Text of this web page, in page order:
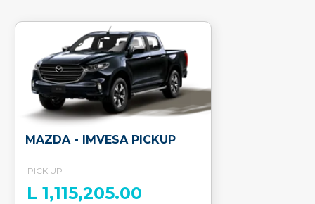
MAZDA - IMVESA PICKUP
PICK UP
L 1,115,205.00